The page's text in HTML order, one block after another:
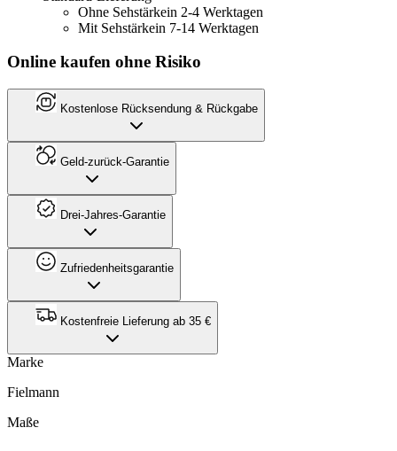
Ohne Sehstärkein 2-4 Werktagen
Mit Sehstärkein 7-14 Werktagen
Online kaufen ohne Risiko
Kostenlose Rücksendung & Rückgabe
Geld-zurück-Garantie
Drei-Jahres-Garantie
Zufriedenheitsgarantie
Kostenfreie Lieferung ab 35 €
Marke
Fielmann
Maße